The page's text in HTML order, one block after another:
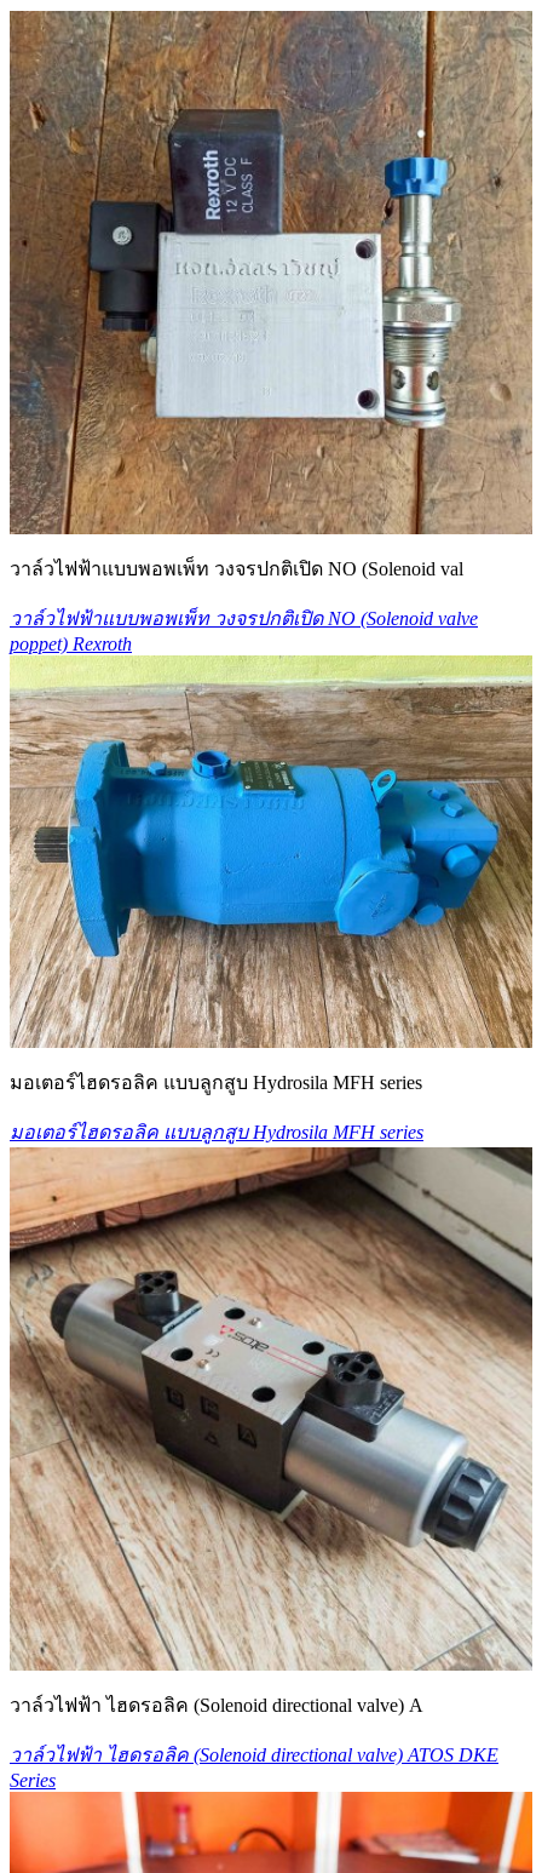
วาล์วไฟฟ้าแบบพอพเพ็ท วงจรปกติเปิด NO (Solenoid val
วาล์วไฟฟ้าแบบพอพเพ็ท วงจรปกติเปิด NO (Solenoid valve
poppet) Rexroth
มอเตอร์ไฮดรอลิค แบบลูกสูบ Hydrosila MFH series
มอเตอร์ไฮดรอลิค แบบลูกสูบ Hydrosila MFH series
วาล์วไฟฟ้า ไฮดรอลิค (Solenoid directional valve) A
วาล์วไฟฟ้า ไฮดรอลิค (Solenoid directional valve) ATOS DKE
Series